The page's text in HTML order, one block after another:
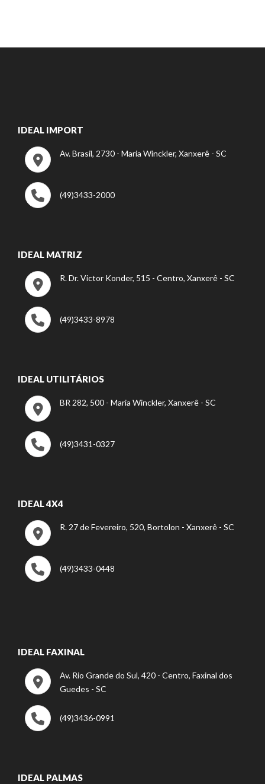
IDEAL IMPORT
Av. Brasil, 2730 - Maria Winckler, Xanxerê - SC
(49)3433-2000
IDEAL MATRIZ
R. Dr. Victor Konder, 515 - Centro, Xanxerê - SC
(49)3433-8978
IDEAL UTILITÁRIOS
BR 282, 500 - Maria Winckler, Xanxerê - SC
(49)3431-0327
IDEAL 4X4
R. 27 de Fevereiro, 520, Bortolon - Xanxerê - SC
(49)3433-0448
IDEAL FAXINAL
Av. Rio Grande do Sul, 420 - Centro, Faxinal dos
Guedes - SC
(49)3436-0991
IDEAL PALMAS